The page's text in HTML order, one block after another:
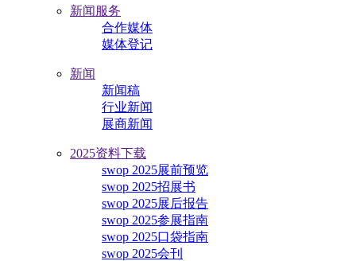
新闻服务
合作媒体
媒体登记
新闻
新闻稿
行业新闻
展商新闻
2025资料下载
swop 2025展前预览
swop 2025招展书
swop 2025展后报告
swop 2025参展指南
swop 2025口袋指南
swop 2025会刊